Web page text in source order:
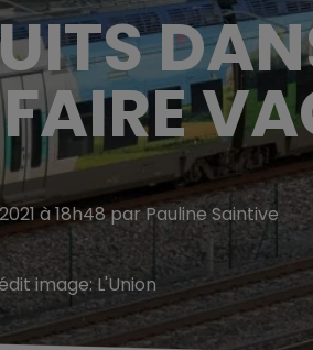
à 18h48 par Pauline Saintive
image: L'Union